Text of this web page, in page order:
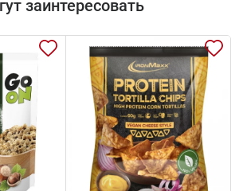
заинтересовать